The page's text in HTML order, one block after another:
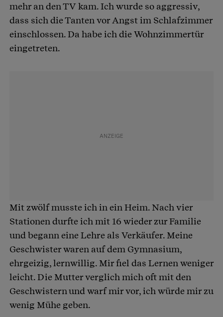
mehr an den TV kam. Ich wurde so aggressiv,
dass sich die Tanten vor Angst im Schlafzimmer
einschlossen. Da habe ich die Wohnzimmertür
eingetreten.
Mit zwölf musste ich in ein Heim. Nach vier
Stationen durfte ich mit 16 wieder zur Familie
und begann eine Lehre als Verkäufer. Meine
Geschwister waren auf dem Gymnasium,
ehrgeizig, lernwillig. Mir fiel das Lernen weniger
leicht. Die Mutter verglich mich oft mit den
Geschwistern und warf mir vor, ich würde mir zu
wenig Mühe geben.